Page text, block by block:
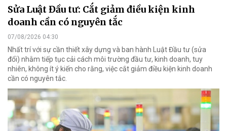
Sửa Luật Đầu tư: Cắt giảm điều kiện kinh
doanh cần có nguyên tắc
07/08/2026 04:30
Nhất trí với sự cần thiết xây dựng và ban hành Luật Đầu tư (sửa
đổi) nhằm tiếp tục cải cách môi trường đầu tư, kinh doanh, tuy
nhiên, không ít ý kiến cho rằng, việc cắt giảm điều kiện kinh doanh
cần có nguyên tắc.